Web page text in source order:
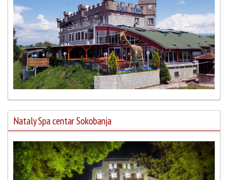
Nataly Spa centar Sokobanja